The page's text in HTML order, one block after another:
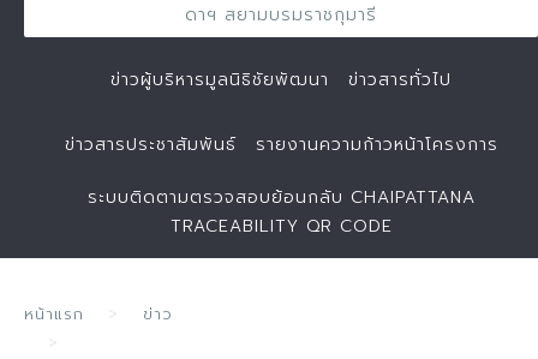
ดาฯ สยามบรมราชกุมารี
ข่าวผู้บริหารมูลนิธิชัยพัฒนา ข่าวสารทั่วไป
ข่าวสารประชาสัมพันธ์ รายงานความก้าวหน้าโครงการ
ระบบติดตามตรวจสอบย้อนกลับ CHAIPATTANA
TRACEABILITY QR CODE
หน้าแรก ข่าว